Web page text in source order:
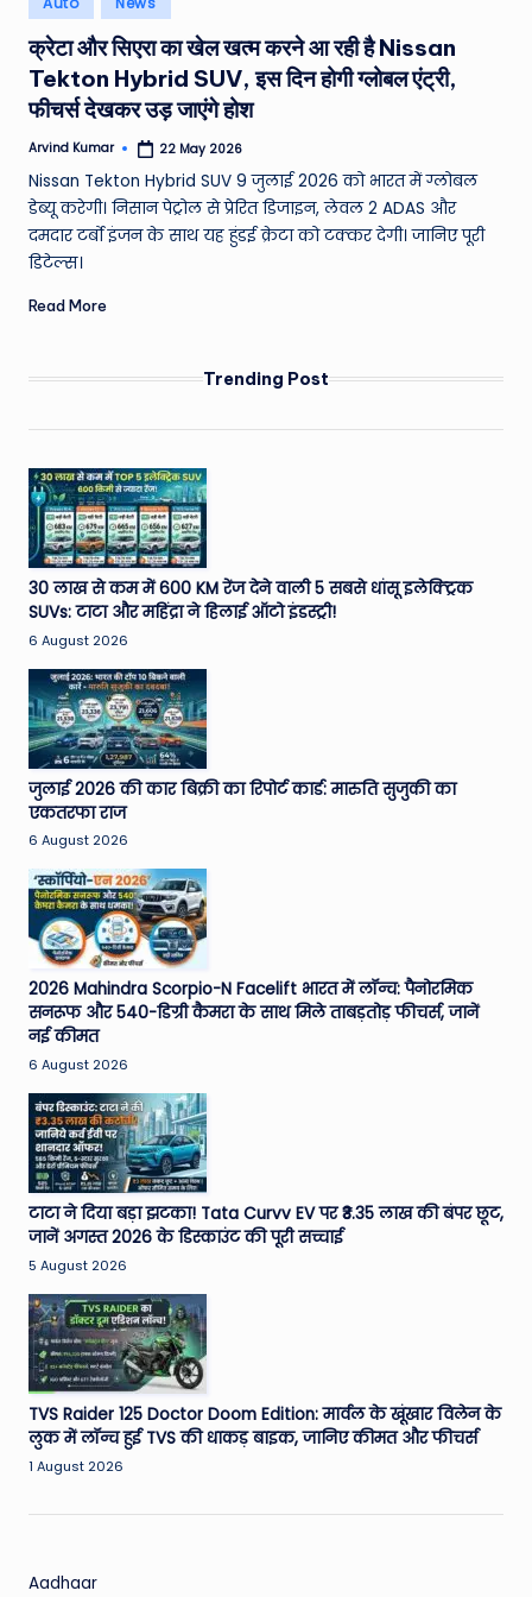
e
a
t
er
,
T
o
vi
e
N
e
w
s
A
ro
u
n
d
T
h
e
W
o
rl
d
in
क्रेटा और सिएरा का खेल खत्म करने आ रही है Nissan
Tekton Hybrid SUV, इस दिन होगी ग्लोबल एंट्री,
फीचर्स देखकर उड़ जाएंगे होश
Posted
Arvind Kumar 22 May 2026
Nissan Tekton Hybrid SUV 9 जुलाई 2026 को भारत में ग्लोबल
डेब्यू करेगी। निसान पेट्रोल से प्रेरित डिजाइन, लेवल 2 ADAS और
दमदार टर्बो इंजन के साथ यह हुंडई क्रेटा को टक्कर देगी। जानिए पूरी
डिटेल्स।
Read More
Trending Post
30 लाख से कम में 600 KM रेंज देने वाली 5 सबसे धांसू इलेक्ट्रिक
SUVs: टाटा और महिंद्रा ने हिलाई ऑटो इंडस्ट्री!
6 August 2026
जुलाई 2026 की कार बिक्री का रिपोर्ट कार्ड: मारुति सुजुकी का
एकतरफा राज
6 August 2026
2026 Mahindra Scorpio-N Facelift भारत में लॉन्च: पैनोरमिक
सनरूफ और 540-डिग्री कैमरा के साथ मिले ताबड़तोड़ फीचर्स, जानें
नई कीमत
6 August 2026
टाटा ने दिया बड़ा झटका! Tata Curvv EV पर ₹3.35 लाख की बंपर छूट,
जानें अगस्त 2026 के डिस्काउंट की पूरी सच्चाई
5 August 2026
TVS Raider 125 Doctor Doom Edition: मार्वल के खूंखार विलेन के
लुक में लॉन्च हुई TVS की धाकड़ बाइक, जानिए कीमत और फीचर्स
1 August 2026
Aadhaar